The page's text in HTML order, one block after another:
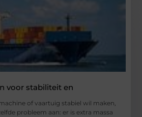
voor stabiliteit en
of vaartuig stabiel wil maken,
probleem aan: er is extra massa